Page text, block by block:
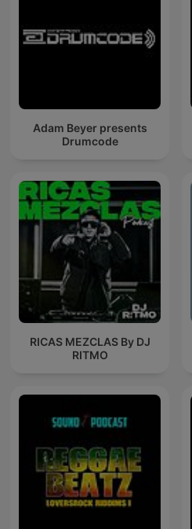
Adam Beyer presents
Drumcode
RICAS MEZCLAS By DJ
RITMO